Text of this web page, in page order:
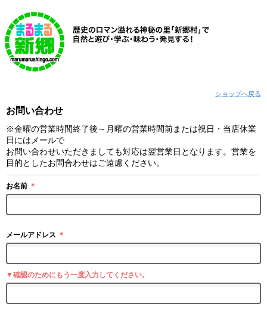
ショップへ戻る
お問い合わせ
※金曜の営業時間終了後～月曜の営業時間前または祝日・当店休業
日にはメールで
お問い合わせいただきましても対応は翌営業日となります。営業を
目的としたお問合わせはご遠慮ください。
お名前 ＊
メールアドレス ＊
▼確認のためにもう一度入力してください。